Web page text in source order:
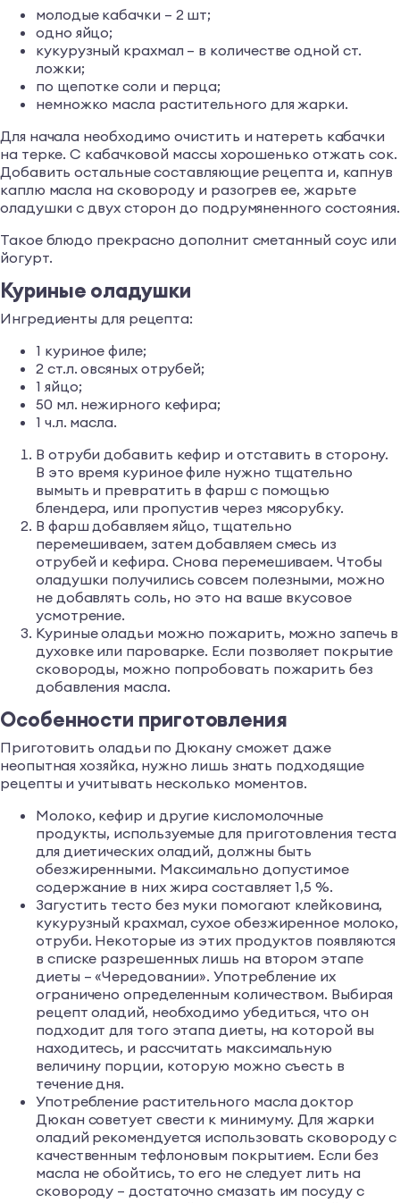
молодые кабачки – 2 шт;
одно яйцо;
кукурузный крахмал – в количестве одной ст.
ложки;
по щепотке соли и перца;
немножко масла растительного для жарки.
Для начала необходимо очистить и натереть кабачки
на терке. С кабачковой массы хорошенько отжать сок.
Добавить остальные составляющие рецепта и, капнув
каплю масла на сковороду и разогрев ее, жарьте
оладушки с двух сторон до подрумяненного состояния.
Такое блюдо прекрасно дополнит сметанный соус или
йогурт.
Куриные оладушки
Ингредиенты для рецепта:
1 куриное филе;
2 ст.л. овсяных отрубей;
1 яйцо;
50 мл. нежирного кефира;
1 ч.л. масла.
В отруби добавить кефир и отставить в сторону.
В это время куриное филе нужно тщательно
вымыть и превратить в фарш с помощью
блендера, или пропустив через мясорубку.
В фарш добавляем яйцо, тщательно
перемешиваем, затем добавляем смесь из
отрубей и кефира. Снова перемешиваем. Чтобы
оладушки получились совсем полезными, можно
не добавлять соль, но это на ваше вкусовое
усмотрение.
Куриные оладьи можно пожарить, можно запечь в
духовке или пароварке. Если позволяет покрытие
сковороды, можно попробовать пожарить без
добавления масла.
Особенности приготовления
Приготовить оладьи по Дюкану сможет даже
неопытная хозяйка, нужно лишь знать подходящие
рецепты и учитывать несколько моментов.
Молоко, кефир и другие кисломолочные
продукты, используемые для приготовления теста
для диетических оладий, должны быть
обезжиренными. Максимально допустимое
содержание в них жира составляет 1,5 %.
Загустить тесто без муки помогают клейковина,
кукурузный крахмал, сухое обезжиренное молоко,
отруби. Некоторые из этих продуктов появляются
в списке разрешенных лишь на втором этапе
диеты – «Чередовании». Употребление их
ограничено определенным количеством. Выбирая
рецепт оладий, необходимо убедиться, что он
подходит для того этапа диеты, на которой вы
находитесь, и рассчитать максимальную
величину порции, которую можно съесть в
течение дня.
Употребление растительного масла доктор
Дюкан советует свести к минимуму. Для жарки
оладий рекомендуется использовать сковороду с
качественным тефлоновым покрытием. Если без
масла не обойтись, то его не следует лить на
сковороду – достаточно смазать им посуду с